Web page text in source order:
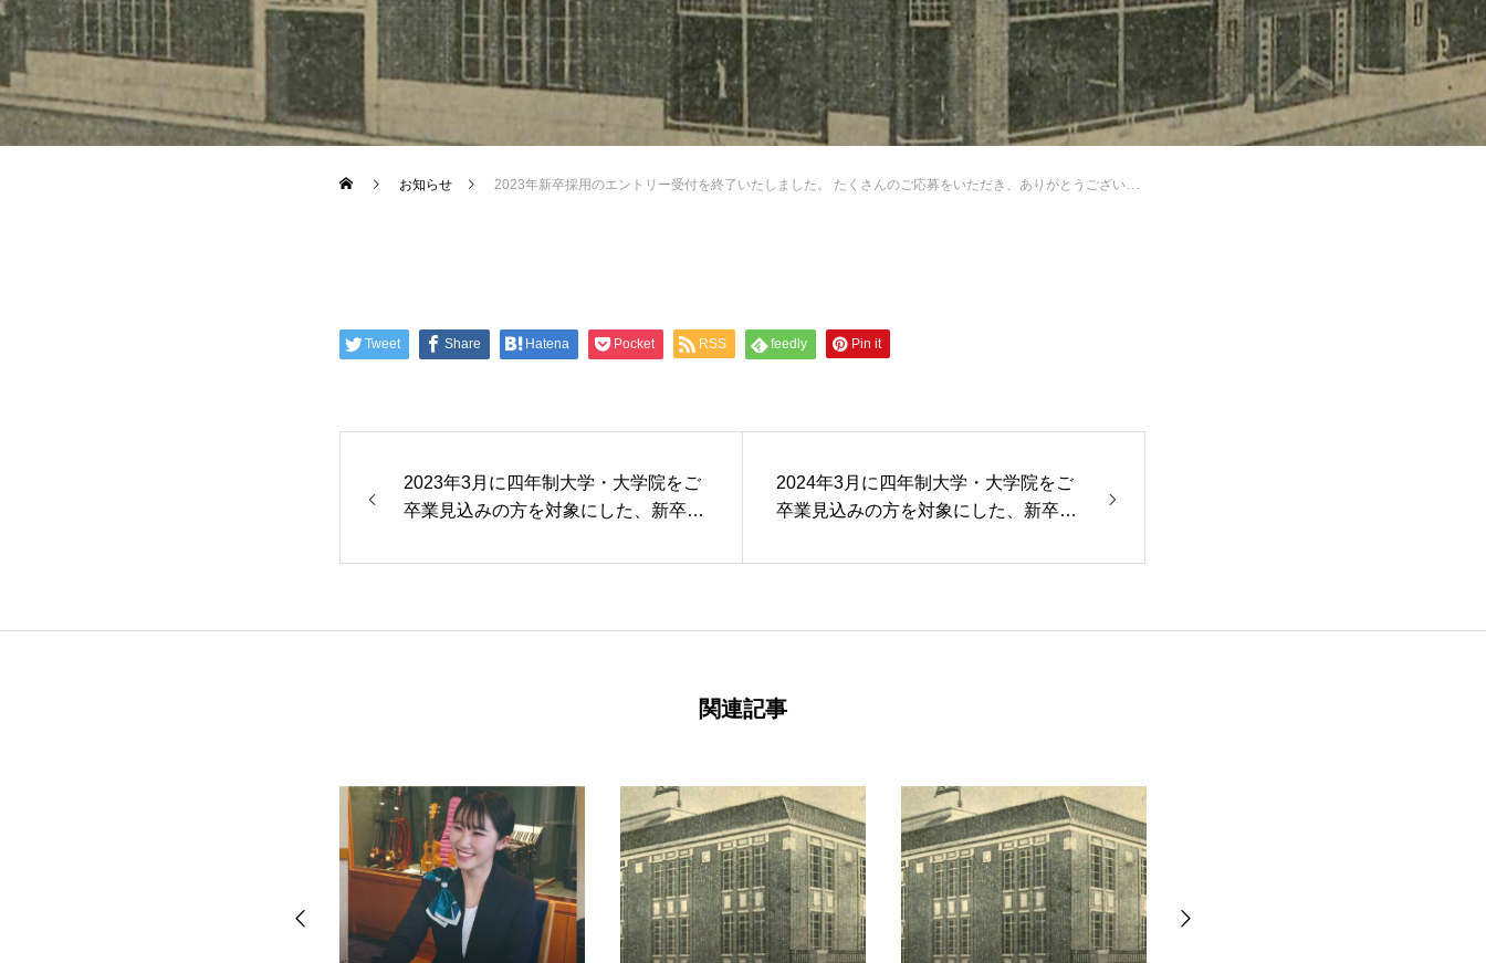
お知らせ 2023年新卒採用のエントリー受付を終了いたしました。 たくさんのご応募をいただき、ありがとうございました。
Tweet Share Hatena Pocket RSS feedly Pin it
2023年3月に四年制大学・大学院をご
卒業見込みの方を対象にした、新卒採
2024年3月に四年制大学・大学院をご
卒業見込みの方を対象にした、新卒採
関連記事